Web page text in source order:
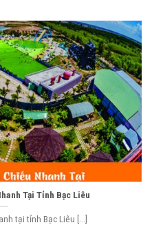
Tại Tỉnh Bạc Liêu
tại tỉnh Bạc Liêu [...]